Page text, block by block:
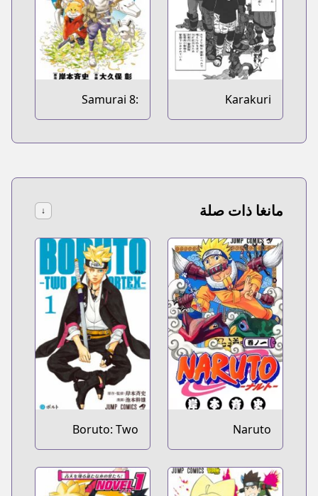
Karakuri
Samurai 8:
Hachimaru Den
مانغا ذات صلة ↓
Naruto
Boruto: Two
Blue Vortex